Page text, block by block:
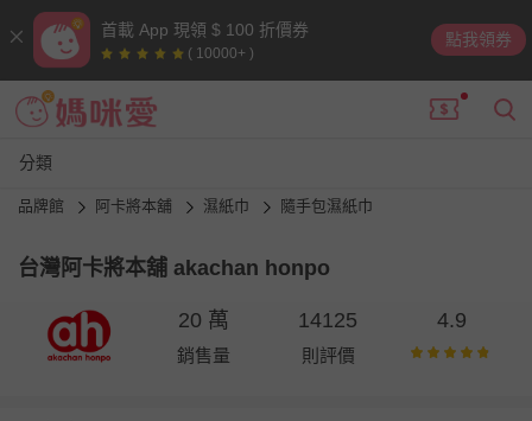
首載 App 現領 $ 100 折價券
( 10000+ )
點我領券
分類
品牌館 阿卡將本舖 濕紙巾 隨手包濕紙巾
台灣阿卡將本舖 akachan honpo
20 萬
銷售量
14125
則評價
4.9